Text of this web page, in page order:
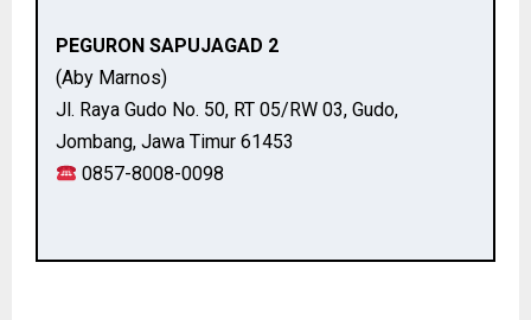
PEGURON SAPUJAGAD 2
(Aby Marnos)
Jl. Raya Gudo No. 50, RT 05/RW 03, Gudo,
Jombang, Jawa Timur 61453
0857-8008-0098